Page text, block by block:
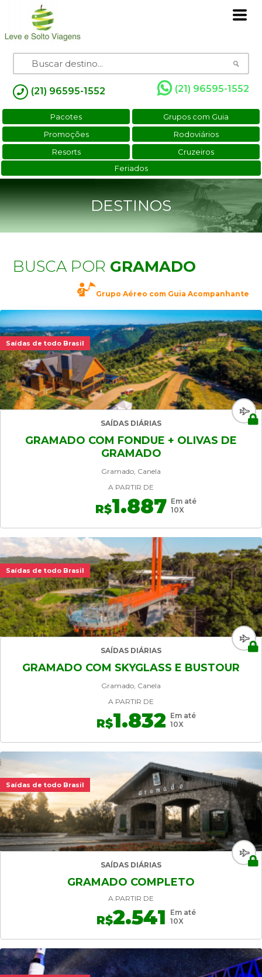
(21) 96595-1552 (21) 96595-1552
Pacotes
Grupos com Guia
Promoções
Rodoviários
Resorts
Cruzeiros
Feriados
DESTINOS
BUSCA POR GRAMADO
Grupo Aéreo com Guia Acompanhante
Saídas de todo Brasil
SAÍDAS DIÁRIAS
GRAMADO COM FONDUE + OLIVAS DE
GRAMADO
Gramado, Canela
A PARTIR DE
R$1.887 Em até
10X
Saídas de todo Brasil
SAÍDAS DIÁRIAS
GRAMADO COM SKYGLASS E BUSTOUR
Gramado, Canela
A PARTIR DE
R$1.832 Em até
10X
Saídas de todo Brasil
SAÍDAS DIÁRIAS
GRAMADO COMPLETO
A PARTIR DE
R$2.541
Em até
10X